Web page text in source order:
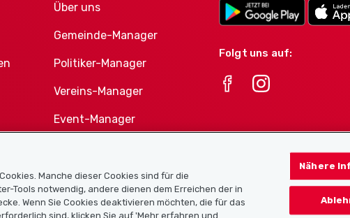
Über uns
Gemeinde-Manager
Politiker-Manager
Vereins-Manager
Event-Manager
Vereine-Produktportfolio
Folgt uns auf:
Manche dieser Cookies sind für die
Tools notwendig, andere dienen dem Erreichen der in
Wenn Sie Cookies deaktivieren möchten, die für das
sind, klicken Sie auf 'Mehr erfahren und
Nähere